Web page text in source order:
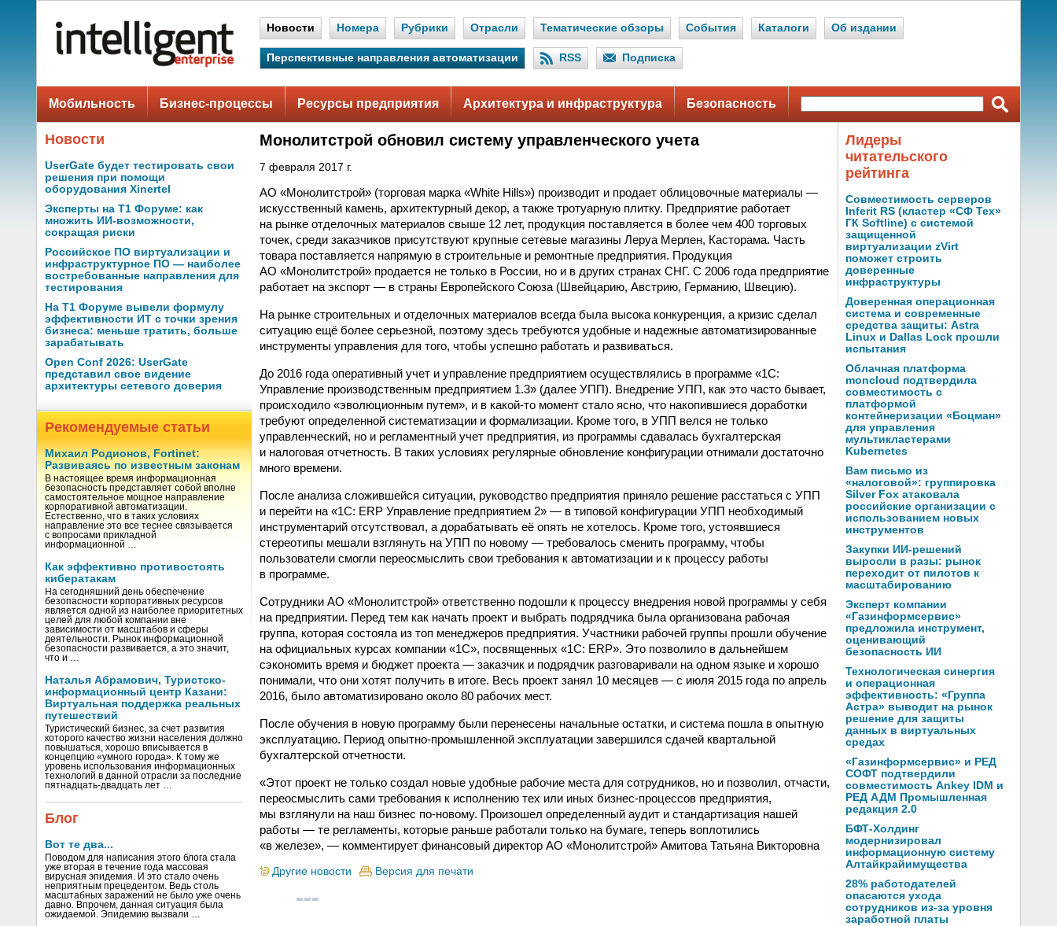
Новости Номера Рубрики Отрасли Тематические обзоры События Каталоги Об издании
Перспективные направления автоматизации RSS Подписка
Мобильность Бизнес-процессы Ресурсы предприятия Архитектура и инфраструктура Безопасность
Новости
UserGate будет тестировать свои
решения при помощи
оборудования Xinertel
Эксперты на Т1 Форуме: как
множить ИИ-возможности,
сокращая риски
Российское ПО виртуализации и
инфраструктурное ПО — наиболее
востребованные направления для
тестирования
На Т1 Форуме вывели формулу
эффективности ИТ с точки зрения
бизнеса: меньше тратить, больше
зарабатывать
Open Conf 2026: UserGate
представил свое видение
архитектуры сетевого доверия
Рекомендуемые статьи
Михаил Родионов, Fortinet:
Развиваясь по известным законам
В настоящее время информационная
безопасность представляет собой вполне
самостоятельное мощное направление
корпоративной автоматизации.
Естественно, что в таких условиях
направление это все теснее связывается
с вопросами прикладной
информационной …
Как эффективно противостоять
кибератакам
На сегодняшний день обеспечение
безопасности корпоративных ресурсов
является одной из наиболее приоритетных
целей для любой компании вне
зависимости от масштабов и сферы
деятельности. Рынок информационной
безопасности развивается, а это значит,
что и …
Наталья Абрамович, Туристско-
информационный центр Казани:
Виртуальная поддержка реальных
путешествий
Туристический бизнес, за счет развития
которого качество жизни населения должно
повышаться, хорошо вписывается в
концепцию «умного города». К тому же
уровень использования информационных
технологий в данной отрасли за последние
пятнадцать-двадцать лет …
Блог
Вот те два...
Поводом для написания этого блога стала
уже вторая в течение года массовая
вирусная эпидемия. И это стало очень
неприятным прецедентом. Ведь столь
масштабных заражений не было уже очень
давно. Впрочем, данная ситуация была
ожидаемой. Эпидемию вызвали …
Монолитстрой обновил систему управленческого учета
7 февраля 2017 г.
АО «Монолитстрой» (торговая марка «White Hills») производит и продает облицовочные материалы —
искусственный камень, архитектурный декор, а также тротуарную плитку. Предприятие работает
на рынке отделочных материалов свыше 12 лет, продукция поставляется в более чем 400 торговых
точек, среди заказчиков присутствуют крупные сетевые магазины Леруа Мерлен, Касторама. Часть
товара поставляется напрямую в строительные и ремонтные предприятия. Продукция
АО «Монолитстрой» продается не только в России, но и в других странах СНГ. С 2006 года предприятие
работает на экспорт — в страны Европейского Союза (Швейцарию, Австрию, Германию, Швецию).
На рынке строительных и отделочных материалов всегда была высока конкуренция, а кризис сделал
ситуацию ещё более серьезной, поэтому здесь требуются удобные и надежные автоматизированные
инструменты управления для того, чтобы успешно работать и развиваться.
До 2016 года оперативный учет и управление предприятием осуществлялись в программе «1С:
Управление производственным предприятием 1.3» (далее УПП). Внедрение УПП, как это часто бывает,
происходило «эволюционным путем», и в какой-то момент стало ясно, что накопившиеся доработки
требуют определенной систематизации и формализации. Кроме того, в УПП велся не только
управленческий, но и регламентный учет предприятия, из программы сдавалась бухгалтерская
и налоговая отчетность. В таких условиях регулярные обновление конфигурации отнимали достаточно
много времени.
После анализа сложившейся ситуации, руководство предприятия приняло решение расстаться с УПП
и перейти на «1С: ERP Управление предприятием 2» — в типовой конфигурации УПП необходимый
инструментарий отсутствовал, а дорабатывать её опять не хотелось. Кроме того, устоявшиеся
стереотипы мешали взглянуть на УПП по новому — требовалось сменить программу, чтобы
пользователи смогли переосмыслить свои требования к автоматизации и к процессу работы
в программе.
Сотрудники АО «Монолитстрой» ответственно подошли к процессу внедрения новой программы у себя
на предприятии. Перед тем как начать проект и выбрать подрядчика была организована рабочая
группа, которая состояла из топ менеджеров предприятия. Участники рабочей группы прошли обучение
на официальных курсах компании «1С», посвященных «1С: ERP». Это позволило в дальнейшем
сэкономить время и бюджет проекта — заказчик и подрядчик разговаривали на одном языке и хорошо
понимали, что они хотят получить в итоге. Весь проект занял 10 месяцев — с июля 2015 года по апрель
2016, было автоматизировано около 80 рабочих мест.
После обучения в новую программу были перенесены начальные остатки, и система пошла в опытную
эксплуатацию. Период опытно-промышленной эксплуатации завершился сдачей квартальной
бухгалтерской отчетности.
«Этот проект не только создал новые удобные рабочие места для сотрудников, но и позволил, отчасти,
переосмыслить сами требования к исполнению тех или иных бизнес-процессов предприятия,
мы взглянули на наш бизнес по-новому. Произошел определенный аудит и стандартизация нашей
работы — те регламенты, которые раньше работали только на бумаге, теперь воплотились
«в железе», — комментирует финансовый директор АО «Монолитстрой» Амитова Татьяна Викторовна
Другие новости Версия для печати
Лидеры
читательского
рейтинга
Совместимость серверов
Inferit RS (кластер «СФ Тех»
ГК Softline) с системой
защищенной
виртуализации zVirt
поможет строить
доверенные
инфраструктуры
Доверенная операционная
система и современные
средства защиты: Astra
Linux и Dallas Lock прошли
испытания
Облачная платформа
moncloud подтвердила
совместимость с
платформой
контейнеризации «Боцман»
для управления
мультикластерами
Kubernetes
Вам письмо из
«налоговой»: группировка
Silver Fox атаковала
российские организации с
использованием новых
инструментов
Закупки ИИ-решений
выросли в разы: рынок
переходит от пилотов к
масштабированию
Эксперт компании
«Газинформсервис»
предложила инструмент,
оценивающий
безопасность ИИ
Технологическая синергия
и операционная
эффективность: «Группа
Астра» выводит на рынок
решение для защиты
данных в виртуальных
средах
«Газинформсервис» и РЕД
СОФТ подтвердили
совместимость Ankey IDM и
РЕД АДМ Промышленная
редакция 2.0
БФТ-Холдинг
модернизировал
информационную систему
Алтайкрайимущества
28% работодателей
опасаются ухода
сотрудников из-за уровня
заработной платы